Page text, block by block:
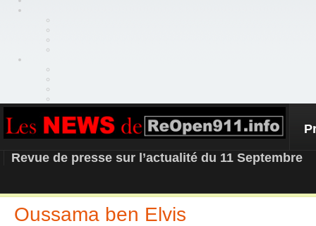
REOPEN911 – NEWS
Revue de presse sur l’actualité du 11 Septembre
Oussama ben Elvis